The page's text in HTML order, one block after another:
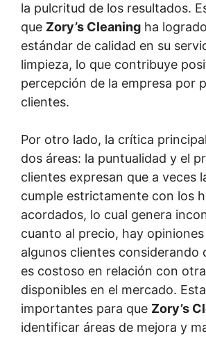
la pulcritud de los resultados.
que Zory’s Cleaning ha
estándar de calidad en su
limpieza, lo que contribuye
percepción de la empresa por
clientes.
Por otro lado, la crítica
dos áreas: la puntualidad y el
clientes expresan que a veces
cumple estrictamente con los
acordados, lo cual genera
cuanto al precio, hay
algunos clientes considerando
es costoso en relación con
disponibles en el mercado.
importantes para que Zory’s
identificar áreas de mejora y